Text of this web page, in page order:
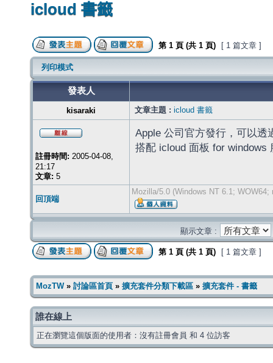
icloud 書籤
第 1 頁 (共 1 頁) [ 1 篇文章 ]
列印模式
發表人
kisaraki 文章主題 : icloud 書籤
註冊時間: 2005-04-08,
21:17
文章: 5
Apple 公司官方發行，可以透
搭配 icloud 面板 for windows
回頂端
Mozilla/5.0 (Windows NT 6.1;
顯示文章 :
第 1 頁 (共 1 頁) [ 1 篇文章 ]
MozTW» 討論區首頁 » 擴充套件分類下載區 » 擴充套件 - 書籤
誰在線上
正在瀏覽這個版面的使用者：沒有註冊會員 和 4 位訪客